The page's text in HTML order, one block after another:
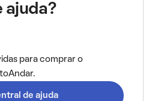
ajuda?
para comprar o
de ajuda